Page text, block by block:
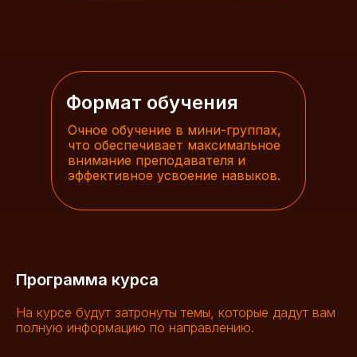
Формат обучения
Очное обучение в мини-группах,
что обеспечивает максимальное
внимание преподавателя и
эффективное усвоение навыков.
Программа курса
На курсе будут затронуты темы, которые дадут вам
полную информацию по направлению.